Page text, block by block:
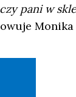
pani w
Monika